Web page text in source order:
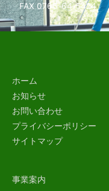
FAX 0766-64-5424
ホーム
お知らせ
お問い合わせ
プライバシーポリシー
サイトマップ
事業案内